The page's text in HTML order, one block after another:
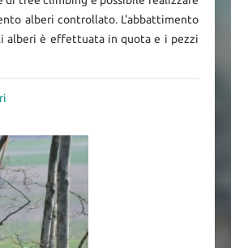
alberi controllato. L'abbattimento
alberi è effettuata in quota e i pezzi